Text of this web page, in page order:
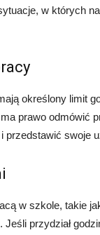
w których
określony limit
prawo odmówić
przedstawić swoje
w szkole, takie
przydział